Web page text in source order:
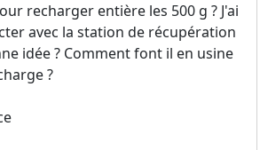
recharger entière les 500 g ? J'ai
avec la station de récupération
idée ? Comment font il en usine
?